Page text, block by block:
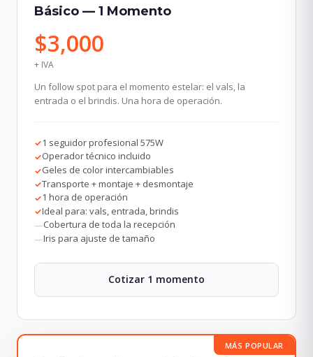
Básico — 1 Momento
$3,000
+ IVA
Un follow spot para el momento estelar: el vals, la
entrada o el brindis. Una hora de operación.
✓1 seguidor profesional 575W
✓Operador técnico incluido
✓Geles de color intercambiables
✓Transporte + montaje + desmontaje
✓1 hora de operación
✓Ideal para: vals, entrada, brindis
—Cobertura de toda la recepción
—Iris para ajuste de tamaño
Cotizar 1 momento
MÁS POPULAR